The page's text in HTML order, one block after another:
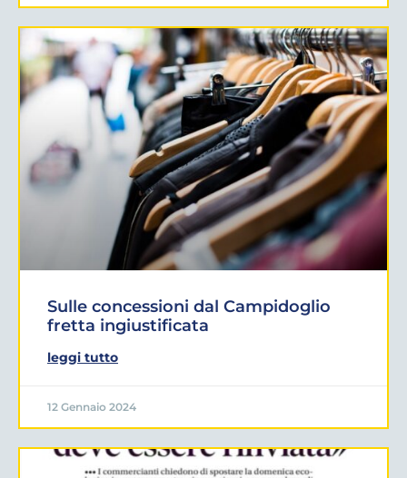
Sulle concessioni dal Campidoglio
fretta ingiustificata
leggi tutto
12 Gennaio 2024